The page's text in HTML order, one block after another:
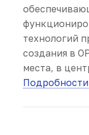
технологий
создания в
места, в
Подробности